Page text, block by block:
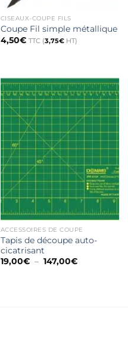
CISEAUX-COUPE FILS
Coupe Fil simple métallique
4,50€ TTC (3,75€HT)
ACCESSOIRES DE COUPE
Tapis de découpe auto-
cicatrisant
19,00€ – 147,00€Plage